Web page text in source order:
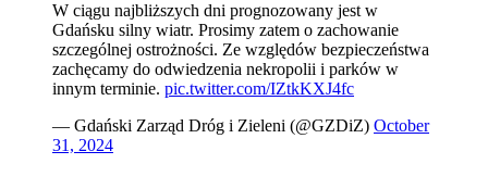
W ciągu najbliższych dni prognozowany jest w
Gdańsku silny wiatr. Prosimy zatem o zachowanie
szczególnej ostrożności. Ze względów bezpieczeństwa
zachęcamy do odwiedzenia nekropolii i parków w
innym terminie. pic.twitter.com/IZtkKXJ4fc
— Gdański Zarząd Dróg i Zieleni (@GZDiZ) October
31, 2024